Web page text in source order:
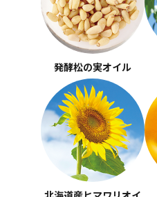
発酵松の実オイル